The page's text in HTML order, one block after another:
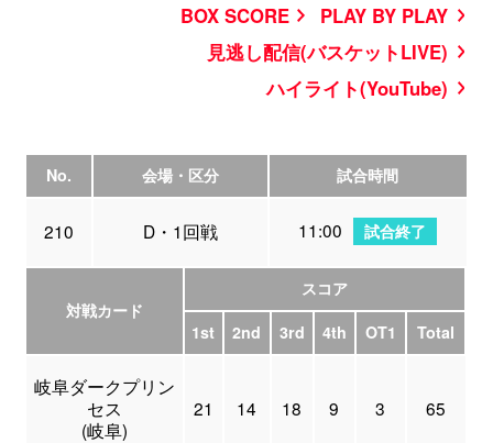
BOX SCORE
PLAY BY PLAY
見逃し配信(バスケットLIVE)
ハイライト(YouTube)
No. 会場・区分 試合時間
210 D・1回戦 11:00 試合終了
対戦カード
スコア
1st
2nd 3rd 4th OT1 Total
岐阜ダークプリン
セス
(岐阜)
21 14 18 9 3 65